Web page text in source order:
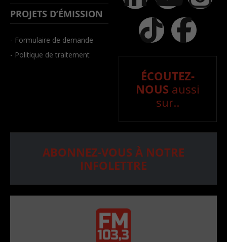
PROJETS D’ÉMISSION
- Formulaire de demande
- Politique de traitement
ÉCOUTEZ-
NOUS aussi
sur..
ABONNEZ-VOUS À NOTRE
INFOLETTRE